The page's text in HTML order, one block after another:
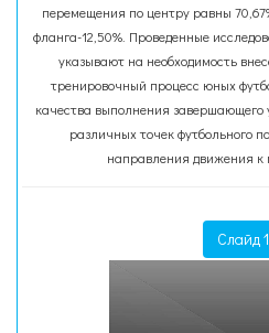
перемещения по центру равны
фланга-12,50%. Проведенные
указывают на необходимость
тренировочный процесс юных
качества выполнения завершающего
различных точек футбольного
направления движения к
Слайд